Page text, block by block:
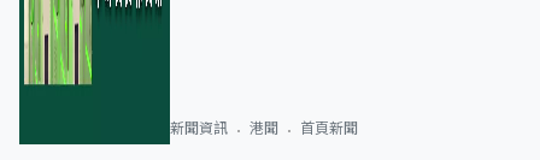
新聞資訊 港聞 首頁新聞